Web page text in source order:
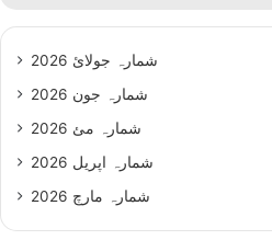
شمارہ جولائ 2026
شمارہ جون 2026
شمارہ مئ 2026
شمارہ اپریل 2026
شمارہ مارچ 2026